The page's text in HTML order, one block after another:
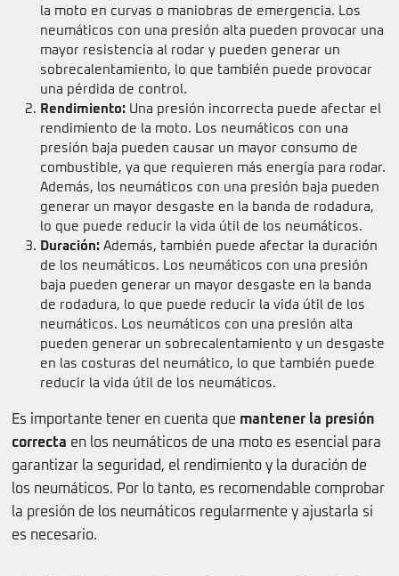
la moto en curvas o maniobras de emergencia. Los
neumáticos con una presión alta pueden provocar una
mayor resistencia al rodar y pueden generar un
sobrecalentamiento, lo que también puede provocar
una pérdida de control.
Rendimiento: Una presión incorrecta puede afectar el
rendimiento de la moto. Los neumáticos con una
presión baja pueden causar un mayor consumo de
combustible, ya que requieren más energía para rodar.
Además, los neumáticos con una presión baja pueden
generar un mayor desgaste en la banda de rodadura,
lo que puede reducir la vida útil de los neumáticos.
Duración: Además, también puede afectar la duración
de los neumáticos. Los neumáticos con una presión
baja pueden generar un mayor desgaste en la banda
de rodadura, lo que puede reducir la vida útil de los
neumáticos. Los neumáticos con una presión alta
pueden generar un sobrecalentamiento y un desgaste
en las costuras del neumático, lo que también puede
reducir la vida útil de los neumáticos.
Es importante tener en cuenta que mantener la presión
correcta en los neumáticos de una moto es esencial para
garantizar la seguridad, el rendimiento y la duración de
los neumáticos. Por lo tanto, es recomendable comprobar
la presión de los neumáticos regularmente y ajustarla si
es necesario.